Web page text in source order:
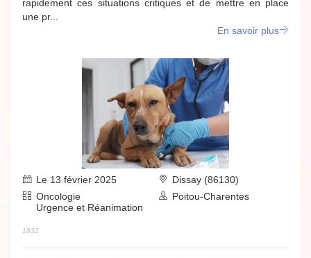
rapidement ces situations critiques et de mettre en place
une pr...
En savoir plus
Le 13 février 2025
Dissay (86130)
Oncologie
Urgence et Réanimation
Poitou-Charentes
1832